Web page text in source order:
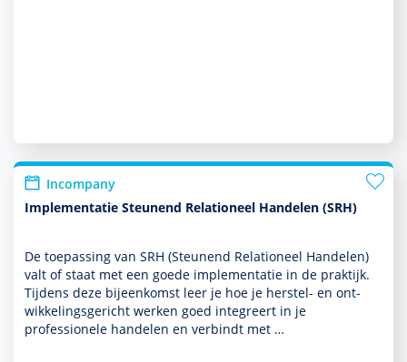
Incompany
Implementatie Steunend Relationeel Handelen (SRH)
De toe­pas­sing van SRH (Steunend Relationeel Han­delen)
valt of staat met een goede implemen­tatie in de prak­tijk.
Tijdens deze bijeen­komst leer je hoe je herstel- en ont­
wikke­lingsgericht werken goed integreert in je
professionele han­delen en verbindt met …